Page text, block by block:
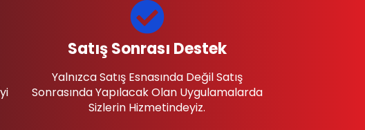
Satış Sonrası Destek
Yalnızca Satış Esnasında Değil Satış
Sonrasında Yapılacak Olan Uygulamalarda
Sizlerin Hizmetindeyiz.